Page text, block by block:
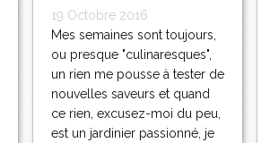
19 Octobre 2016
Mes semaines sont toujours,
ou presque "culinaresques",
un rien me pousse à tester de
nouvelles saveurs et quand
ce rien, excusez-moi du peu,
est un jardinier passionné, je